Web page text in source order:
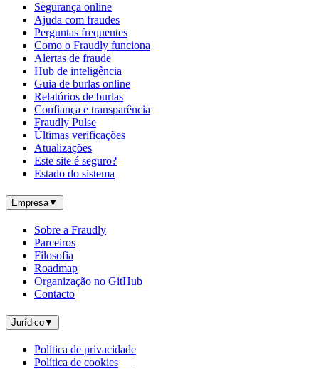
Segurança online
Ajuda com fraudes
Perguntas frequentes
Como o Fraudly funciona
Alertas de fraude
Hub de inteligência
Guia de burlas online
Relatórios de burlas
Confiança e transparência
Fraudly Pulse
Últimas verificações
Atualizações
Este site é seguro?
Estado do sistema
Empresa▼
Sobre a Fraudly
Parceiros
Filosofia
Roadmap
Organização no GitHub
Contacto
Jurídico▼
Política de privacidade
Política de cookies